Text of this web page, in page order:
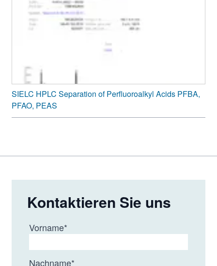
SIELC HPLC Separation of Perfluoroalkyl Acids PFBA,
PFAO, PEAS
Kontaktieren Sie uns
Vorname*
Nachname*